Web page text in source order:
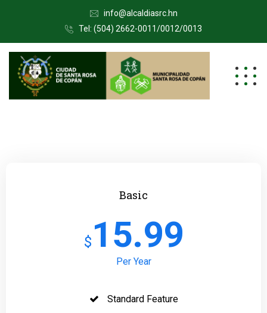
info@alcaldiasrc.hn
Tel: (504) 2662-0011/0012/0013
Basic
$ 15.99
Per Year
Standard Feature